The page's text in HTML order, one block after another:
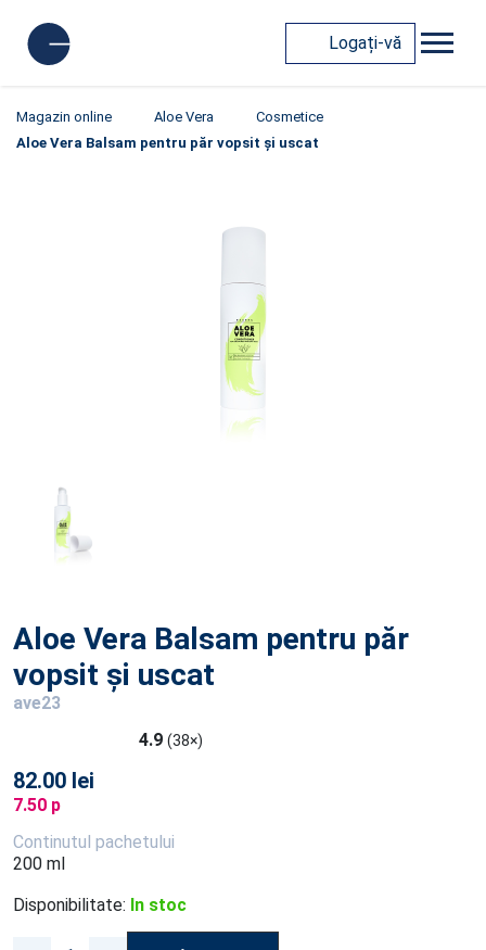
Logați-vă
Magazin online Aloe Vera
Cosmetice
Aloe Vera Balsam pentru păr vopsit și uscat
Aloe Vera Balsam pentru păr
vopsit și uscat
ave23
4.9 (38×)
82.00 lei
7.50 p
Continutul pachetului
200 ml
Disponibilitate: In stoc